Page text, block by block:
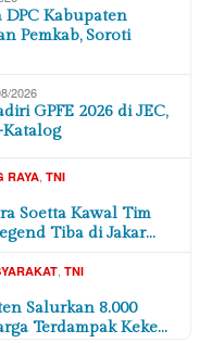
Kabupaten
Pemkab, Soroti
2026
GPFE 2026 di JEC,
RAYA, TNI
Soetta Kawal Tim
Tiba di Jakar…
, TNI
Salurkan 8.000
Terdampak Keke…